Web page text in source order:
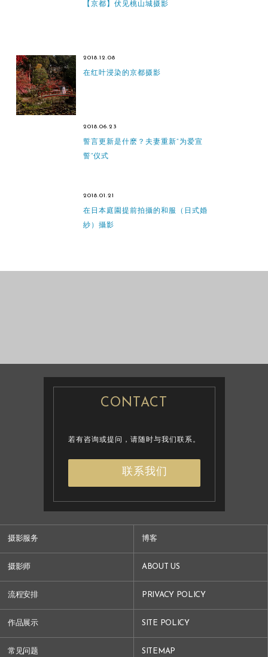
【京都】伏见桃山城摄影
2018.12.08
在红叶浸染的京都摄影
2018.06.23
誓言更新是什麽？夫妻重新“为爱宣
誓”仪式
2018.01.21
在日本庭園提前拍攝的和服（日式婚
紗）攝影
摄影服务
摄影师
流程安排
作品展示
常见问题
博客
ABOUT US
PRIVACY POLICY
SITE POLICY
SITEMAP
CONTACT
若有咨询或提问，请随时与我们联系。
联系我们